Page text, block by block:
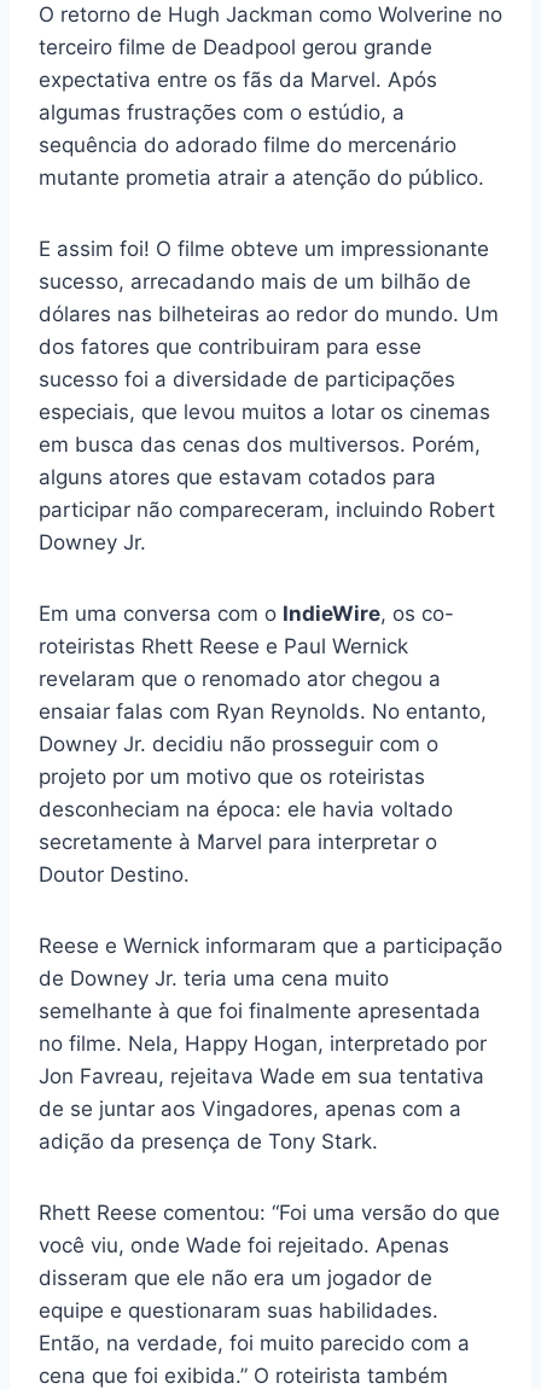
O retorno de Hugh Jackman como Wolverine no
terceiro filme de Deadpool gerou grande
expectativa entre os fãs da Marvel. Após
algumas frustrações com o estúdio, a
sequência do adorado filme do mercenário
mutante prometia atrair a atenção do público.
E assim foi! O filme obteve um impressionante
sucesso, arrecadando mais de um bilhão de
dólares nas bilheteiras ao redor do mundo. Um
dos fatores que contribuiram para esse
sucesso foi a diversidade de participações
especiais, que levou muitos a lotar os cinemas
em busca das cenas dos multiversos. Porém,
alguns atores que estavam cotados para
participar não compareceram, incluindo Robert
Downey Jr.
Em uma conversa com o IndieWire, os co-
roteiristas Rhett Reese e Paul Wernick
revelaram que o renomado ator chegou a
ensaiar falas com Ryan Reynolds. No entanto,
Downey Jr. decidiu não prosseguir com o
projeto por um motivo que os roteiristas
desconheciam na época: ele havia voltado
secretamente à Marvel para interpretar o
Doutor Destino.
Reese e Wernick informaram que a participação
de Downey Jr. teria uma cena muito
semelhante à que foi finalmente apresentada
no filme. Nela, Happy Hogan, interpretado por
Jon Favreau, rejeitava Wade em sua tentativa
de se juntar aos Vingadores, apenas com a
adição da presença de Tony Stark.
Rhett Reese comentou: “Foi uma versão do que
você viu, onde Wade foi rejeitado. Apenas
disseram que ele não era um jogador de
equipe e questionaram suas habilidades.
Então, na verdade, foi muito parecido com a
cena que foi exibida.” O roteirista também